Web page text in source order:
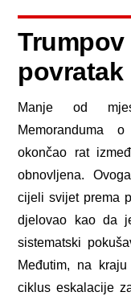
povratak
Manje od
Memoranduma
okončao rat
obnovljena.
cijeli svijet prema
djelovao kao da
sistematski
Međutim, na
ciklus eskalacije